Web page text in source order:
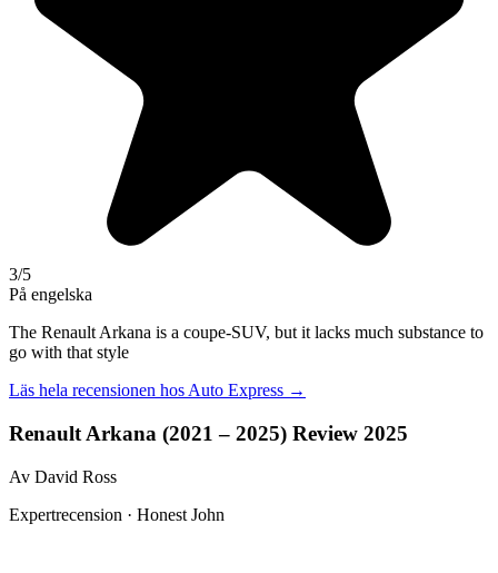
3/5
På engelska
The Renault Arkana is a coupe-SUV, but it lacks much substance to
go with that style
Läs hela recensionen hos Auto Express →
Renault Arkana (2021 – 2025) Review 2025
Av David Ross
Expertrecension · Honest John